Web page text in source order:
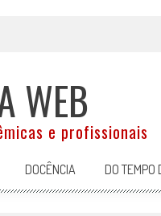
WEB
e profissionais
DOCÊNCIA DO TEMPO
MEIO AMBIENTE